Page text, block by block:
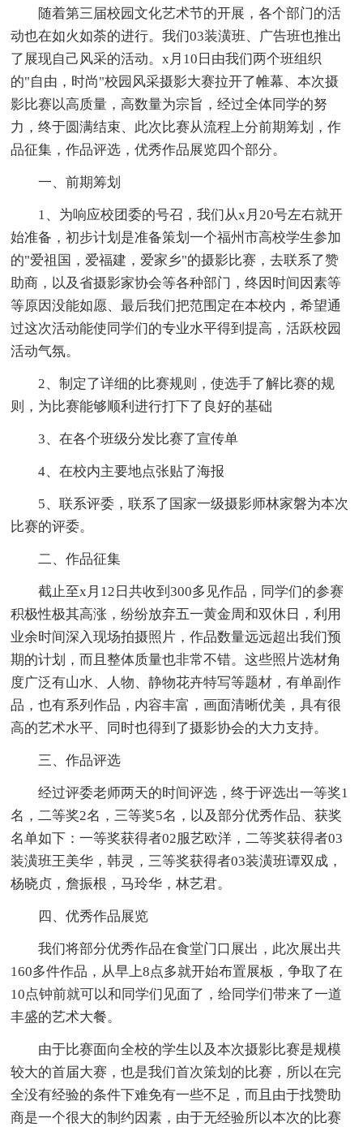
随着第三届校园文化艺术节的开展，各个部门的活
动也在如火如荼的进行。我们03装潢班、广告班也推出
了展现自己风采的活动。x月10日由我们两个班组织
的"自由，时尚"校园风采摄影大赛拉开了帷幕、本次摄
影比赛以高质量，高数量为宗旨，经过全体同学的努
力，终于圆满结束、此次比赛从流程上分前期筹划，作
品征集，作品评选，优秀作品展览四个部分。
一、前期筹划
1、为响应校团委的号召，我们从x月20号左右就开
始准备，初步计划是准备策划一个福州市高校学生参加
的"爱祖国，爱福建，爱家乡"的摄影比赛，去联系了赞
助商，以及省摄影家协会等各种部门，终因时间因素等
等原因没能如愿、最后我们把范围定在本校内，希望通
过这次活动能使同学们的专业水平得到提高，活跃校园
活动气氛。
2、制定了详细的比赛规则，使选手了解比赛的规
则，为比赛能够顺利进行打下了良好的基础
3、在各个班级分发比赛了宣传单
4、在校内主要地点张贴了海报
5、联系评委，联系了国家一级摄影师林家磐为本次
比赛的评委。
二、作品征集
截止至x月12日共收到300多见作品，同学们的参赛
积极性极其高涨，纷纷放弃五一黄金周和双休日，利用
业余时间深入现场拍摄照片，作品数量远远超出我们预
期的计划，而且整体质量也非常不错。这些照片选材角
度广泛有山水、人物、静物花卉特写等题材，有单副作
品，也有系列作品，内容丰富，画面清晰优美，具有很
高的艺术水平、同时也得到了摄影协会的大力支持。
三、作品评选
经过评委老师两天的时间评选，终于评选出一等奖1
名，二等奖2名，三等奖5名，以及部分优秀作品、获奖
名单如下：一等奖获得者02服艺欧洋，二等奖获得者03
装潢班王美华，韩灵，三等奖获得者03装潢班谭双成，
杨晓贞，詹振根，马玲华，林艺君。
四、优秀作品展览
我们将部分优秀作品在食堂门口展出，此次展出共
160多件作品，从早上8点多就开始布置展板，争取了在
10点钟前就可以和同学们见面了，给同学们带来了一道
丰盛的艺术大餐。
由于比赛面向全校的学生以及本次摄影比赛是规模
较大的首届大赛，也是我们首次策划的比赛，所以在完
全没有经验的条件下难免有一些不足，而且由于找赞助
商是一个很大的制约因素，由于无经验所以本次的比赛